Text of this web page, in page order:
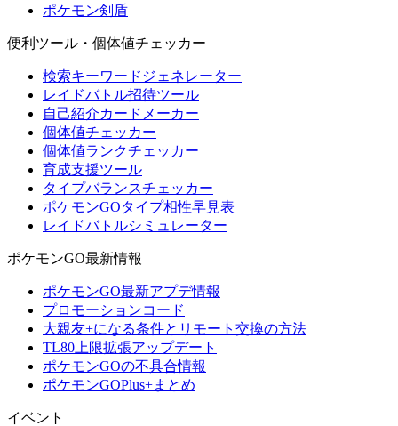
ポケモン剣盾
便利ツール・個体値チェッカー
検索キーワードジェネレーター
レイドバトル招待ツール
自己紹介カードメーカー
個体値チェッカー
個体値ランクチェッカー
育成支援ツール
タイプバランスチェッカー
ポケモンGOタイプ相性早見表
レイドバトルシミュレーター
ポケモンGO最新情報
ポケモンGO最新アプデ情報
プロモーションコード
大親友+になる条件とリモート交換の方法
TL80上限拡張アップデート
ポケモンGOの不具合情報
ポケモンGOPlus+まとめ
イベント